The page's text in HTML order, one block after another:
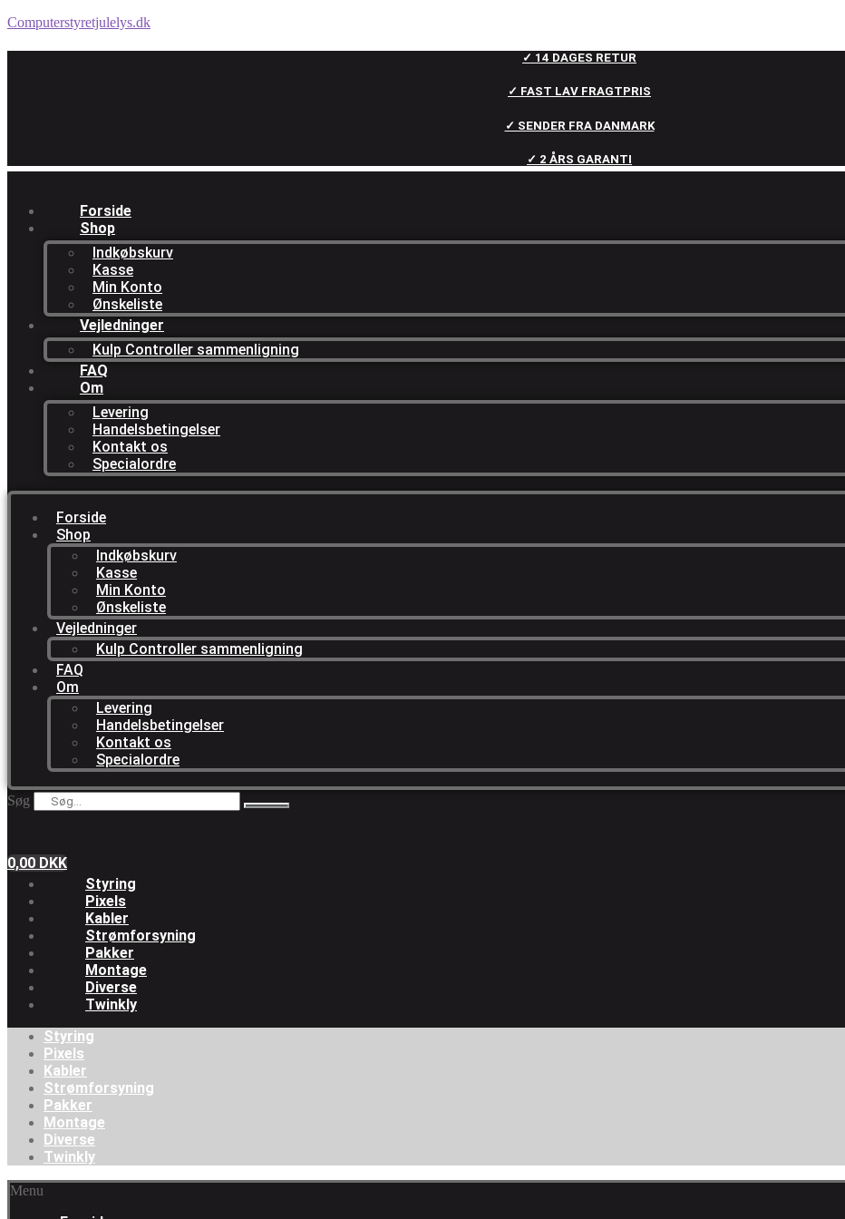
Computerstyretjulelys.dk
✓ 14 DAGES RETUR
✓ FAST LAV FRAGTPRIS
✓ SENDER FRA DANMARK
✓ 2 ÅRS GARANTI
Forside
Shop
Indkøbskurv
Kasse
Min Konto
Ønskeliste
Vejledninger
Kulp Controller sammenligning
FAQ
Om
Levering
Handelsbetingelser
Kontakt os
Specialordre
Forside
Shop
Indkøbskurv
Kasse
Min Konto
Ønskeliste
Vejledninger
Kulp Controller sammenligning
FAQ
Om
Levering
Handelsbetingelser
Kontakt os
Specialordre
Søg
0,00 DKK
Styring
Pixels
Kabler
Strømforsyning
Pakker
Montage
Diverse
Twinkly
Styring
Pixels
Kabler
Strømforsyning
Pakker
Montage
Diverse
Twinkly
Menu